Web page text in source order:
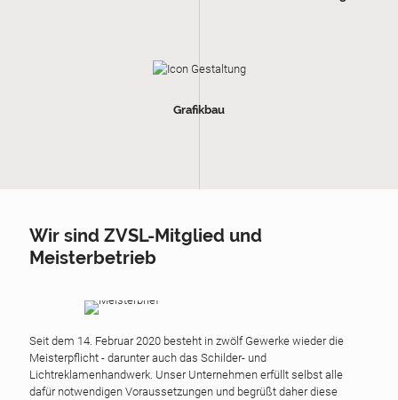
Grafikbau
Wir sind ZVSL-Mitglied und
Meisterbetrieb
Seit dem 14. Februar 2020 besteht in zwölf Gewerke wieder die
Meisterpflicht - darunter auch das Schilder- und
Lichtreklamenhandwerk . Unser Unternehmen erfüllt selbst alle
dafür notwendigen Voraussetzungen und begrüßt daher diese